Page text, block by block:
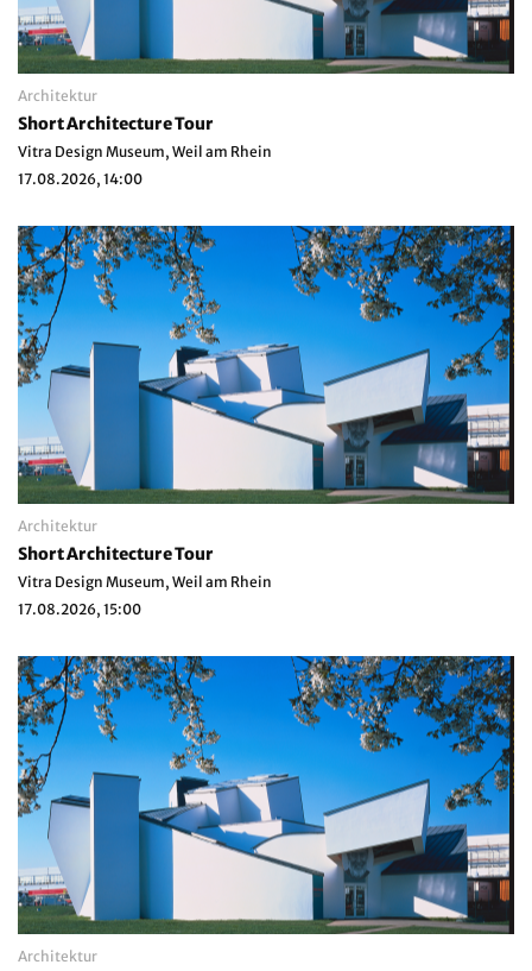
Architektur
Short Architecture Tour
Vitra Design Museum, Weil am Rhein
17.08.2026, 14:00
Architektur
Short Architecture Tour
Vitra Design Museum, Weil am Rhein
17.08.2026, 15:00
Architektur